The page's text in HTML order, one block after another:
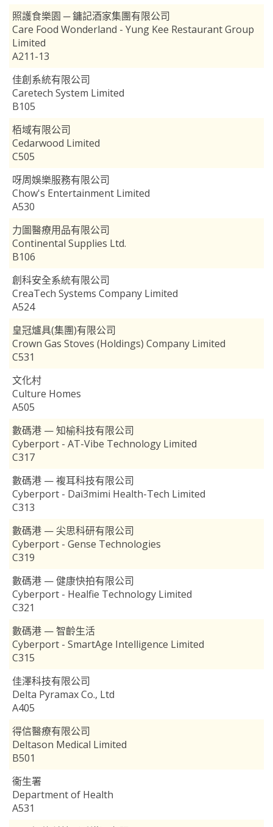
照護食樂園 ─ 鏞記酒家集團有限公司
Care Food Wonderland - Yung Kee Restaurant Group
Limited
A211-13
佳創系統有限公司
Caretech System Limited
B105
栢域有限公司
Cedarwood Limited
C505
呀周娛樂服務有限公司
Chow's Entertainment Limited
A530
力圖醫療用品有限公司
Continental Supplies Ltd.
B106
創科安全系統有限公司
CreaTech Systems Company Limited
A524
皇冠爐具(集團)有限公司
Crown Gas Stoves (Holdings) Company Limited
C531
文化村
Culture Homes
A505
數碼港 — 知榆科技有限公司
Cyberport - AT-Vibe Technology Limited
C317
數碼港 — 複耳科技有限公司
Cyberport - Dai3mimi Health-Tech Limited
C313
數碼港 — 尖思科研有限公司
Cyberport - Gense Technologies
C319
數碼港 — 健康快拍有限公司
Cyberport - Healfie Technology Limited
C321
數碼港 — 智齡生活
Cyberport - SmartAge Intelligence Limited
C315
佳澤科技有限公司
Delta Pyramax Co., Ltd
A405
得信醫療有限公司
Deltason Medical Limited
B501
衞生署
Department of Health
A531